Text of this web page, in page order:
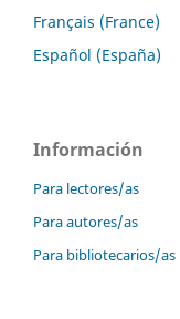
Français (France)
Español (España)
Información
Para lectores/as
Para autores/as
Para bibliotecarios/as